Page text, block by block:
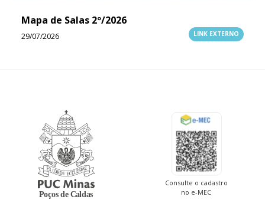
Mapa de Salas 2º/2026
29/07/2026 LINK EXTERNO
Consulte o cadastro
no e-MEC